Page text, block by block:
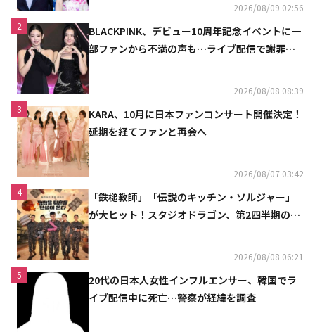
2026/08/09 02:56
2
BLACKPINK、デビュー10周年記念イベントに一
部ファンから不満の声も…ライブ配信で謝罪
2026/08/08 08:39
3
KARA、10月に日本ファンコンサート開催決定！
延期を経てファンと再会へ
2026/08/07 03:42
4
「鉄槌教師」「伝説のキッチン・ソルジャー」
が大ヒット！スタジオドラゴン、第2四半期の売
2026/08/08 06:21
5
20代の日本人女性インフルエンサー、韓国でラ
イブ配信中に死亡…警察が経緯を調査